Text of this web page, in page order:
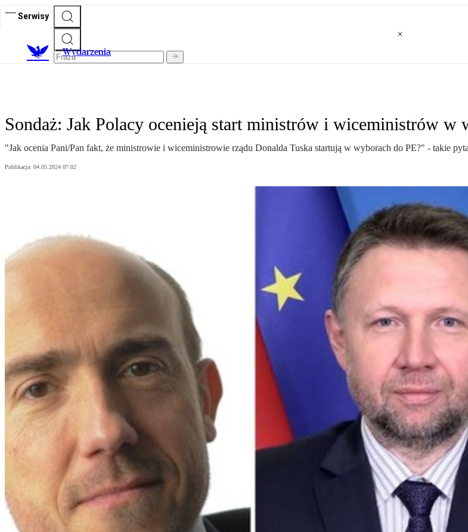
Serwisy
Wydarzenia
Sondaż: Jak Polacy ocenieją start ministrów i wiceministrów w
"Jak ocenia Pani/Pan fakt, że ministrowie i wiceministrowie rządu Donalda Tuska startują w wyborach do PE?" - takie
Publikacja: 04.05.2024 07:02